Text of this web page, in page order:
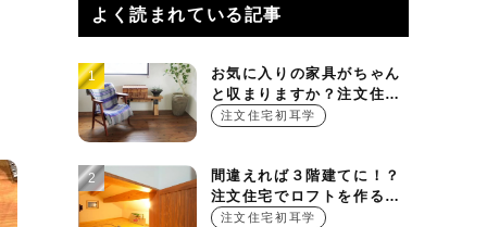
よく読まれている記事
お気に入りの家具がちゃん
と収まりますか？注文住宅
を建てる時に押さえておき
注文住宅初耳学
間違えれば３階建てに！？
注文住宅でロフトを作る基
本的ルール
注文住宅初耳学